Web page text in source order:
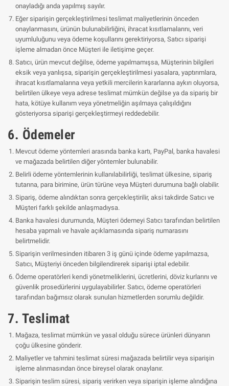
onayladığı anda yapılmış sayılır.
Eğer siparişin gerçekleştirilmesi teslimat maliyetlerinin önceden
onaylanmasını, ürünün bulunabilirliğini, ihracat kısıtlamalarını, veri
uyumluluğunu veya ödeme koşullarını gerektiriyorsa, Satıcı siparişi
işleme almadan önce Müşteri ile iletişime geçer.
Satıcı, ürün mevcut değilse, ödeme yapılmamışsa, Müşterinin bilgileri
eksik veya yanlışsa, siparişin gerçekleştirilmesi yasalara, yaptırımlara,
ihracat kısıtlamalarına veya yetkili mercilerin kararlarına aykırı oluyorsa,
belirtilen ülkeye veya adrese teslimat mümkün değilse ya da sipariş bir
hata, kötüye kullanım veya yönetmeliğin aşılmaya çalışıldığını
gösteriyorsa siparişi gerçekleştirmeyi reddedebilir.
6. Ödemeler
Mevcut ödeme yöntemleri arasında banka kartı, PayPal, banka havalesi
ve mağazada belirtilen diğer yöntemler bulunabilir.
Belirli ödeme yöntemlerinin kullanılabilirliği, teslimat ülkesine, sipariş
tutarına, para birimine, ürün türüne veya Müşteri durumuna bağlı olabilir.
Sipariş, ödeme alındıktan sonra gerçekleştirilir, aksi takdirde Satıcı ve
Müşteri farklı şekilde anlaşmadıysa.
Banka havalesi durumunda, Müşteri ödemeyi Satıcı tarafından belirtilen
hesaba yapmalı ve havale açıklamasında sipariş numarasını
belirtmelidir.
Siparişin verilmesinden itibaren 3 iş günü içinde ödeme yapılmazsa,
Satıcı, Müşteriyi önceden bilgilendirerek siparişi iptal edebilir.
Ödeme operatörleri kendi yönetmeliklerini, ücretlerini, döviz kurlarını ve
güvenlik prosedürlerini uygulayabilirler. Satıcı, ödeme operatörleri
tarafından bağımsız olarak sunulan hizmetlerden sorumlu değildir.
7. Teslimat
Mağaza, teslimat mümkün ve yasal olduğu sürece ürünleri dünyanın
çoğu ülkesine gönderir.
Maliyetler ve tahmini teslimat süresi mağazada belirtilir veya siparişin
işleme alınmasından önce bireysel olarak onaylanır.
Siparişin teslim süresi, sipariş verirken veya siparişin işleme alındığına